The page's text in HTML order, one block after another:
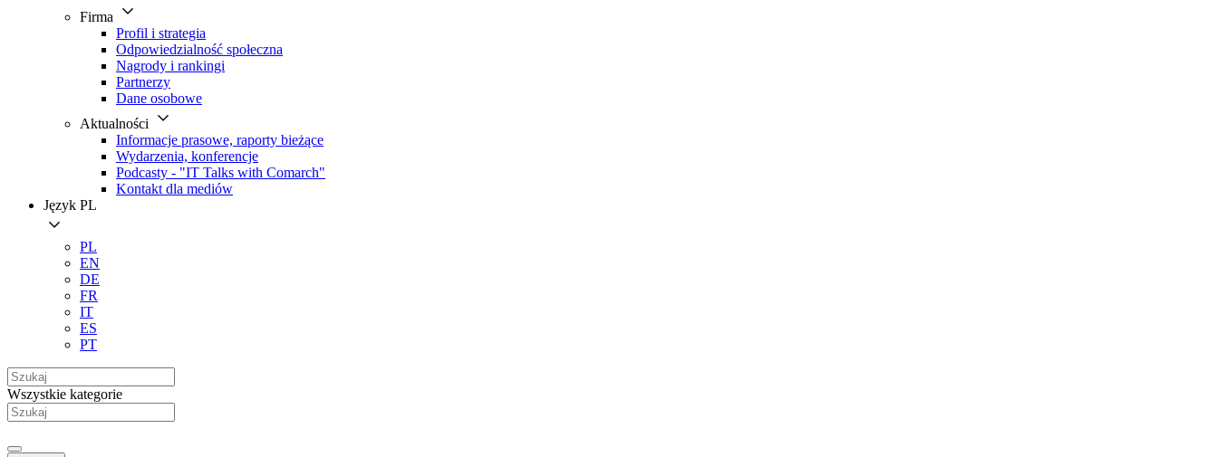
Firma
Profil i strategia
Odpowiedzialność społeczna
Nagrody i rankingi
Partnerzy
Dane osobowe
Aktualności
Informacje prasowe, raporty bieżące
Wydarzenia, konferencje
Podcasty - "IT Talks with Comarch"
Kontakt dla mediów
Język PL
PL
EN
DE
FR
IT
ES
PT
Wszystkie kategorie